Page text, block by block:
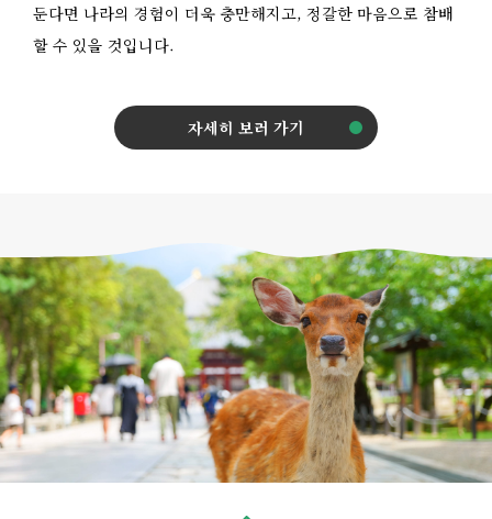
둔다면 나라의 경험이 더욱 충만해지고, 정갈한 마음으로 참배
할 수 있을 것입니다.
자세히 보러 가기